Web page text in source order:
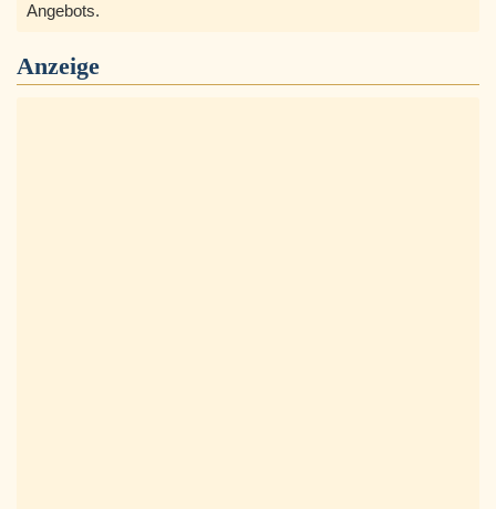
Angebots.
Anzeige